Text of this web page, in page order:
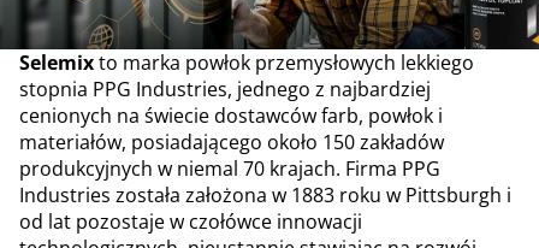
Selemixto marka powłok przemysłowych lekkiego
stopnia PPG Industries, jednego z najbardziej
cenionych na świecie dostawców farb, powłok i
materiałów, posiadającego około 150 zakładów
produkcyjnych w niemal 70 krajach. Firma PPG
Industries została założona w 1883 roku w Pittsburgh i
od lat pozostaje w czołówce innowacji